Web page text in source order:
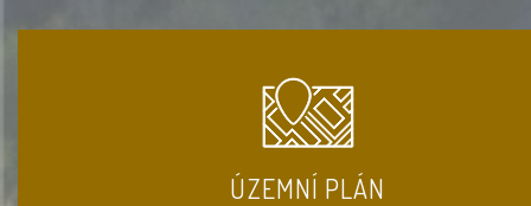
ÚZEMNÍ PLÁN